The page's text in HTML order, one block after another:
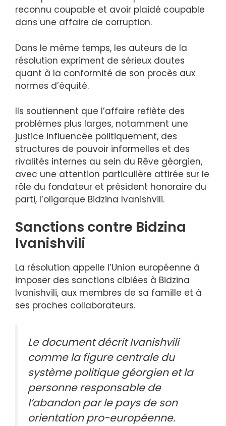
reconnu coupable et avoir plaidé coupable
dans une affaire de corruption.
Dans le même temps, les auteurs de la
résolution expriment de sérieux doutes
quant à la conformité de son procès aux
normes d’équité.
Ils soutiennent que l’affaire reflète des
problèmes plus larges, notamment une
justice influencée politiquement, des
structures de pouvoir informelles et des
rivalités internes au sein du Rêve géorgien,
avec une attention particulière attirée sur le
rôle du fondateur et président honoraire du
parti, l’oligarque Bidzina Ivanishvili.
Sanctions contre Bidzina
Ivanishvili
La résolution appelle l’Union européenne à
imposer des sanctions ciblées à Bidzina
Ivanishvili, aux membres de sa famille et à
ses proches collaborateurs.
Le document décrit Ivanishvili
comme la figure centrale du
système politique géorgien et la
personne responsable de
l’abandon par le pays de son
orientation pro-européenne.